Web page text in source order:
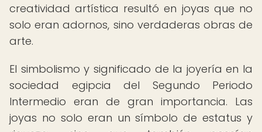
creatividad artística resultó en joyas que no
solo eran adornos, sino verdaderas obras de
arte.
El simbolismo y significado de la joyería en la
sociedad egipcia del Segundo Periodo
Intermedio eran de gran importancia. Las
joyas no solo eran un símbolo de estatus y